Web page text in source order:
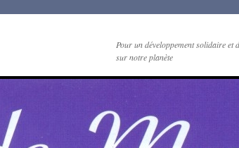
Pour un développement solidaire et
sur notre planète